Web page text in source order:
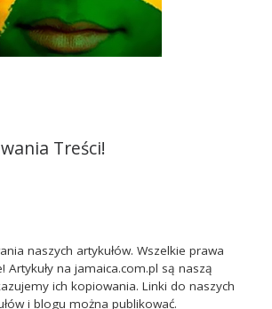
Treści!
naszych artykułów. Wszelkie prawa
Artykuły na jamaica.com.pl są naszą
ich kopiowania. Linki do naszych
i blogu można publikować.